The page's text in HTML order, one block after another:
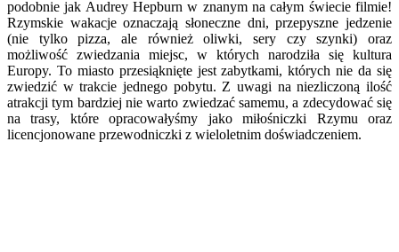
podobnie jak Audrey Hepburn w znanym na całym świecie filmie!
Rzymskie wakacje oznaczają słoneczne dni, przepyszne jedzenie
(nie tylko pizza, ale również oliwki, sery czy szynki) oraz
możliwość zwiedzania miejsc, w których narodziła się kultura
Europy. To miasto przesiąknięte jest zabytkami, których nie da się
zwiedzić w trakcie jednego pobytu. Z uwagi na niezliczoną ilość
atrakcji tym bardziej nie warto zwiedzać samemu, a zdecydować się
na trasy, które opracowałyśmy jako miłośniczki Rzymu oraz
licencjonowane przewodniczki z wieloletnim doświadczeniem.